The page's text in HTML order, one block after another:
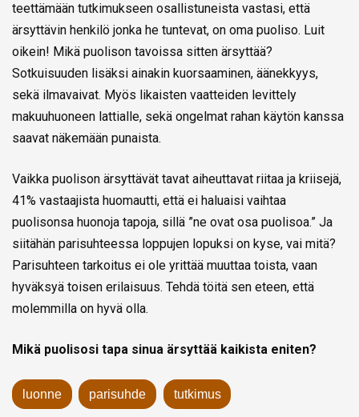
teettämään tutkimukseen osallistuneista vastasi, että
ärsyttävin henkilö jonka he tuntevat, on oma puoliso. Luit
oikein! Mikä puolison tavoissa sitten ärsyttää?
Sotkuisuuden lisäksi ainakin kuorsaaminen, äänekkyys,
sekä ilmavaivat. Myös likaisten vaatteiden levittely
makuuhuoneen lattialle, sekä ongelmat rahan käytön kanssa
saavat näkemään punaista.
Vaikka puolison ärsyttävät tavat aiheuttavat riitaa ja kriisejä,
41% vastaajista huomautti, että ei haluaisi vaihtaa
puolisonsa huonoja tapoja, sillä ”ne ovat osa puolisoa.” Ja
siitähän parisuhteessa loppujen lopuksi on kyse, vai mitä?
Parisuhteen tarkoitus ei ole yrittää muuttaa toista, vaan
hyväksyä toisen erilaisuus. Tehdä töitä sen eteen, että
molemmilla on hyvä olla.
Mikä puolisosi tapa sinua ärsyttää kaikista eniten?
luonne parisuhde tutkimus